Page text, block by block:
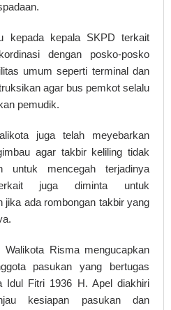
kepada kepala SKPD terkait
dengan posko-posko
umum seperti terminal dan
agar bus pemkot selalu
pemudik.
juga telah meyebarkan
agar takbir keliling tidak
untuk mencegah terjadinya
juga diminta untuk
jika ada rombongan takbir yang
Walikota Risma mengucapkan
pasukan yang bertugas
Idul Fitri 1936 H. Apel diakhiri
kesiapan pasukan dan